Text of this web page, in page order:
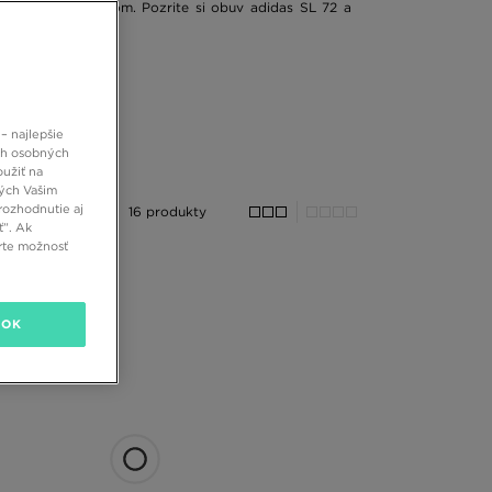
trojitým pruhom. Pozrite si obuv adidas SL 72 a
adidas Originals SL 72 debutovali počas letných
odľahčenú konštrukciu so vzdušným zvrškom, čo
o kožené prvky v podobe semišových pásov a
okolností!
profil s ľahkým zvrškom sa ukáže ako ideálny
Tenisky SL 72 si budete môcť obuť ku krátkym aj
alebo teplákovú súpravu. Ako inak sa môžete s
nohaviciam typu cargo. Či už sa rozhodnete pre
72 je skvelou náhradou za tenisky, ktorú robí ešte
16 produkty
najlepšie
osobných
na
Vašim
aj
Ak
možnosť
OK